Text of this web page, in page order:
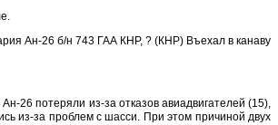
Ан-26 б/н 743 ГАА КНР, ? (КНР) Въехал в канаву
26 потеряли из-за отказов авиадвигателей (15),
из-за проблем с шасси. При этом причиной двух